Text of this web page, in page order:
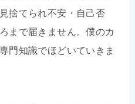
捨てられ不安・自己否
まで届きません。僕のカ
門知識でほどいていきま